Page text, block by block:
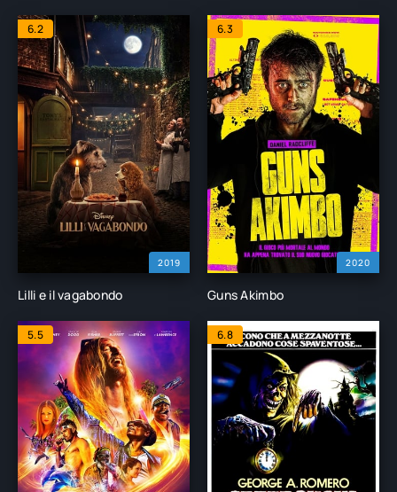
2019
6.2
Lilli e il vagabondo
2020
6.3
Guns Akimbo
5.5 6.8